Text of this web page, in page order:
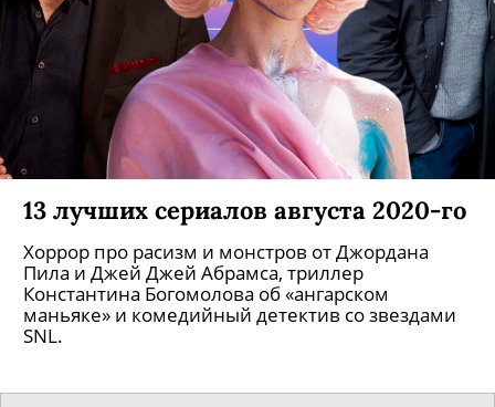
13 лучших сериалов августа 2020-го
Хоррор про расизм и монстров от Джордана
Пила и Джей Джей Абрамса, триллер
Константина Богомолова об «ангарском
маньяке» и комедийный детектив со звездами
SNL.